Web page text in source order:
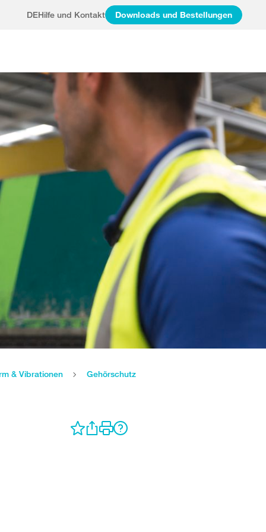
DEHilfe und Kontakt Downloads und Bestellungen
& Vibrationen Gehörschutz